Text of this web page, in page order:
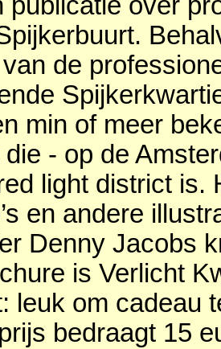
publicatie over
de
min of meer
- op de
light district is.
en andere
Denny Jacobs
is Verlicht
leuk om cadeau
bedraagt 15